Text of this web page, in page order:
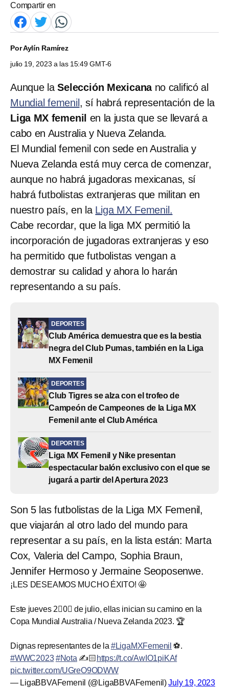
Compartir en
PorAylín Ramírez
julio 19, 2023 a las 15:49 GMT-6
Aunque laSelección Mexicana no calificó al
Mundial femenil , sí habrá representación de la
Liga MX femenil en la justa que se llevará a
cabo en Australia y Nueva Zelanda.
El Mundial femenil con sede en Australia y
Nueva Zelanda está muy cerca de comenzar,
aunque no habrá jugadoras mexicanas, sí
habrá futbolistas extranjeras que militan en
nuestro país, en la Liga MX Femenil.
Cabe recordar, que la liga MX permitió la
incorporación de jugadoras extranjeras y eso
ha permitido que futbolistas vengan a
demostrar su calidad y ahora lo harán
representando a su país.
DEPORTES
Club América demuestra que es la bestia
negra del Club Pumas, también en la Liga
MX Femenil
DEPORTES
Club Tigres se alza con el trofeo de
Campeón de Campeones de la Liga MX
Femenil ante el Club América
DEPORTES
Liga MX Femenil y Nike presentan
espectacular balón exclusivo con el que se
jugará a partir del Apertura 2023
Son 5 las futbolistas de la Liga MX Femenil,
que viajarán al otro lado del mundo para
representar a su país, en la lista están: Marta
Cox, Valeria del Campo, Sophia Braun,
Jennifer Hermoso y Jermaine Seoposenwe.
¡LES DESEAMOS MUCHO ÉXITO! 🤩
Este jueves 2⃣0⃣ de julio, ellas inician su camino en la
Copa Mundial Australia / Nueva Zelanda 2023. 🏆
Dignas representantes de la #LigaMXFemenil ⚽️.
#WWC2023 #Nota ✍️🏻 https://t.co/AwIO1piKAf
pic.twitter.com/UGreO9ODWW
— LigaBBVAFemenil (@LigaBBVAFemenil)July 19, 2023